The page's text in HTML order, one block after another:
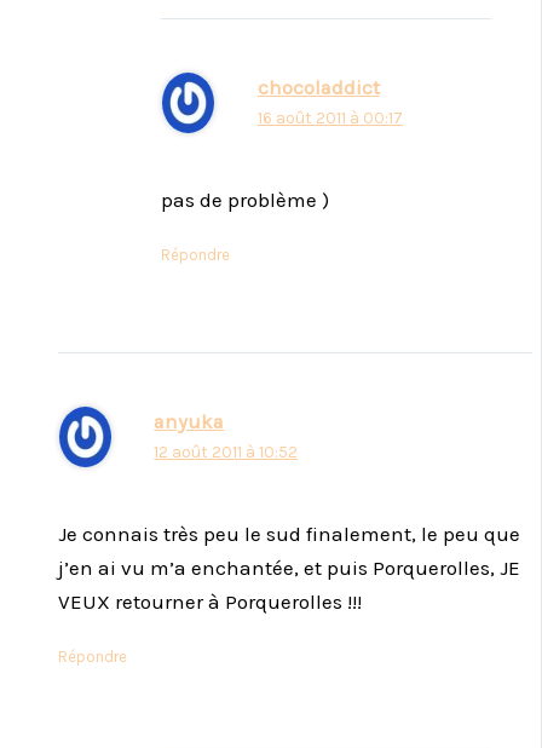
chocoladdict
16 août 2011 à 00:17
pas de problème )
Répondre
anyuka
12 août 2011 à 10:52
Je connais très peu le sud finalement, le peu que
j’en ai vu m’a enchantée, et puis Porquerolles, JE
VEUX retourner à Porquerolles !!!
Répondre